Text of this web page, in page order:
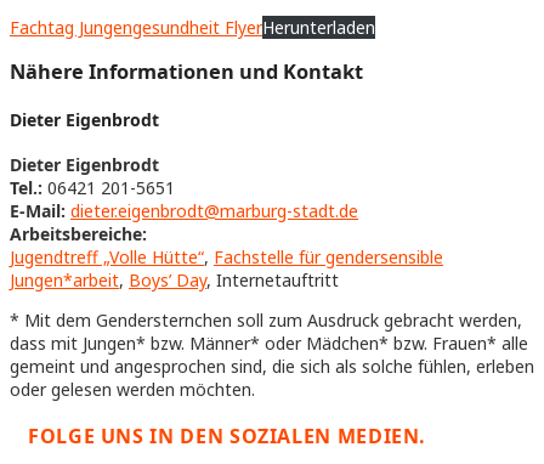
Fachtag Jungengesundheit FlyerHerunterladen
Nähere Informationen und Kontakt
Dieter Eigenbrodt
Dieter Eigenbrodt
Tel.: 06421 201-5651
E-Mail: dieter.eigenbrodt@marburg-stadt.de
Arbeitsbereiche:
Jugendtreff „Volle Hütte“, Fachstelle für gendersensible
Jungen*arbeit, Boys’ Day, Internetauftritt
* Mit dem Gendersternchen soll zum Ausdruck gebracht werden,
dass mit Jungen* bzw. Männer* oder Mädchen* bzw. Frauen* alle
gemeint und angesprochen sind, die sich als solche fühlen, erleben
oder gelesen werden möchten.
FOLGE UNS IN DEN SOZIALEN MEDIEN.